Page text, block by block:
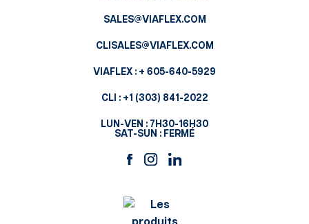
SALES@VIAFLEX.COM
CLISALES@VIAFLEX.COM
VIAFLEX : + 605-640-5929
CLI : +1 (303) 841-2022
LUN-VEN : 7H30-16H30
SAT-SUN : FERMÉ